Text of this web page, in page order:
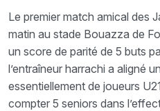
Le premier match amical des
matin au stade Bouazza de
un score de parité de 5 buts
l’entraîneur harrachi a aligné
essentiellement de joueurs
compter 5 seniors dans